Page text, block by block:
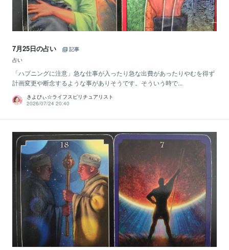
7月25日の占い
記事
占い
「ハプニングに注意」急な仕事が入ったり急な出費があったりやむを得ず
計画変更や断念するような事がありそうです。そういう時で...
きよぴぃ☆ライフスピリチュアリスト
2026/07/24 20:40